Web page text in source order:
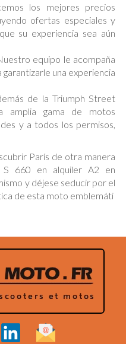
los mejores precios
ofertas especiales y
su experiencia sea aún
equipo le acompaña
una experiencia
de la Triumph Street
amplia gama de motos
y a todos los permisos,
París de otra manera
S 660 en alquiler A2 en
y déjese seducir por el
de esta moto emblemáti